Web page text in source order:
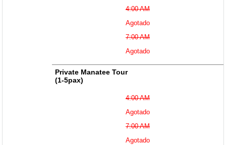
4:00 AM
Agotado
7:00 AM
Agotado
Private Manatee Tour
(1-5pax)
4:00 AM
Agotado
7:00 AM
Agotado